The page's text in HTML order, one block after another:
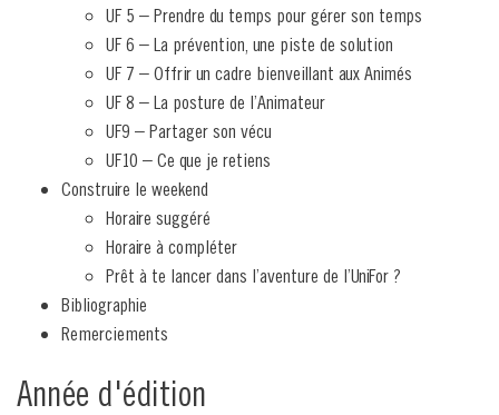
UF 5 – Prendre du temps pour gérer son temps
UF 6 – La prévention, une piste de solution
UF 7 – Offrir un cadre bienveillant aux Animés
UF 8 – La posture de l’Animateur
UF9 – Partager son vécu
UF10 – Ce que je retiens
Construire le weekend
Horaire suggéré
Horaire à compléter
Prêt à te lancer dans l’aventure de l’UniFor ?
Bibliographie
Remerciements
Année d'édition